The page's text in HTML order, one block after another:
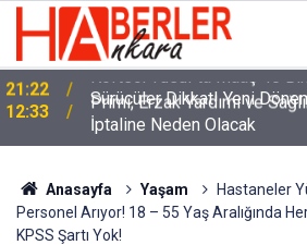
12:33
Sürücüler Dikkat! Yeni
İptaline Neden Olacak
Anasayfa Yaşam
Hastaneler
Personel Arıyor! 18 – 55 Yaş Aralığında
KPSS Şartı Yok!